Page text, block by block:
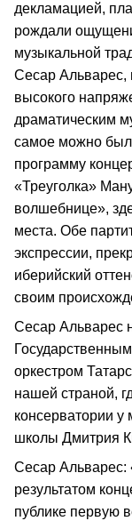
декламацией,
рождали
музыкальной
Сесар Альварес,
высокого
драматическим
самое можно
программу
«Треуголка»
волшебнице»,
места. Обе
экспрессии,
иберийский
своим
Сесар Альварес
оркестром
нашей страной,
консерватории у
школы Дмитрия
Сесар Альварес:
результатом
публике первую